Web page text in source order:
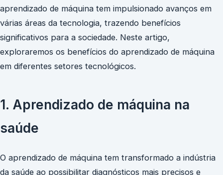
aprendizado de máquina tem impulsionado avanços em
várias áreas da tecnologia, trazendo benefícios
significativos para a sociedade. Neste artigo,
exploraremos os benefícios do aprendizado de máquina
em diferentes setores tecnológicos.
1. Aprendizado de máquina na
saúde
O aprendizado de máquina tem transformado a indústria
da saúde ao possibilitar diagnósticos mais precisos e